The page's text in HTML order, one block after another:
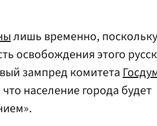
лишь временно, поскольку
освобождения этого
зампред комитета
население города будет